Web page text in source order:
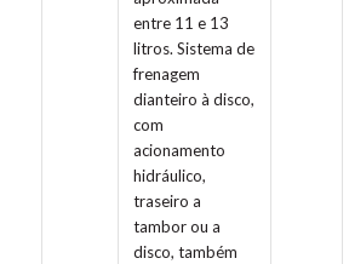
entre 11 e 13
litros. Sistema de
frenagem
dianteiro à disco,
com
acionamento
hidráulico,
traseiro a
tambor ou a
disco, também